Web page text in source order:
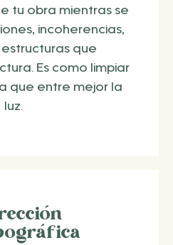
tu obra mientras se
incoherencias,
que
Es como limpiar
que entre mejor la
luz.